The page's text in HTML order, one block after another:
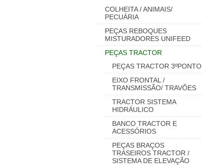
COLHEITA / ANIMAIS/
PECUÁRIA
PEÇAS REBOQUES
MISTURADORES UNIFEED
PEÇAS TRACTOR
PEÇAS TRACTOR 3ºPONTO
EIXO FRONTAL /
TRANSMISSÃO/ TRAVÕES
TRACTOR SISTEMA
HIDRÁULICO
BANCO TRACTOR E
ACESSÓRIOS
PEÇAS BRAÇOS
TRASEIROS TRACTOR /
SISTEMA DE ELEVAÇÃO